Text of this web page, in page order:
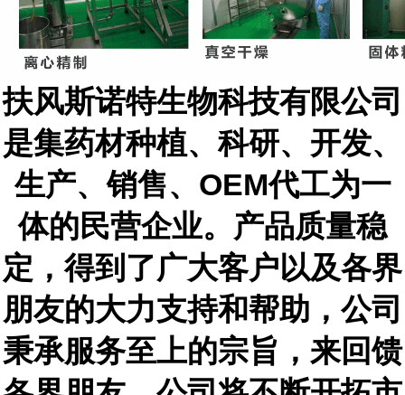
扶风斯诺特生物科技有限公司
是集药材种植、科研、开发、
生产、销售、 OEM代工为一
体的民营企业。 产品质量稳
定，得到了广大客户以及各界
朋友的大力支持和帮助，公司
秉承服务至上的宗旨，来回馈